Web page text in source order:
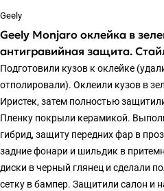
Geely
Geely Monjaro оклейка в
антигравийная защита.
Подготовили кузов к оклейке
отполировали). Оклеили кузов в
Иристек, затем полностью
Пленку покрыли керамикой.
гибрид, защиту передних фар в
задние фонари и шильдик в
диски в черный глянец и сделали
сетку в бампер. Защитили салон и